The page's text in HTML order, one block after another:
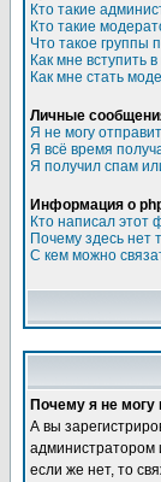
Кто такие
Кто такие
Что такое группы
Как мне вступить в
Как мне стать
Личные
Я не могу
Я всё время
Я получил спам
Информация о
Кто написал этот
Почему здесь нет
С кем можно
Почему я не могу
А вы
администратором
если же нет, то